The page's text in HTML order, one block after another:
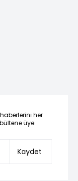
her
üye
Kaydet